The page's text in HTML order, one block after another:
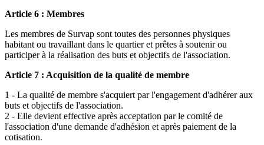
Article 6 : Membres
Les membres de Survap sont toutes des personnes physiques
habitant ou travaillant dans le quartier et prêtes à soutenir ou
participer à la réalisation des buts et objectifs de l'association.
Article 7 : Acquisition de la qualité de membre
1 - La qualité de membre s'acquiert par l'engagement d'adhérer aux
buts et objectifs de l'association.
2 - Elle devient effective après acceptation par le comité de
l'association d'une demande d'adhésion et après paiement de la
cotisation.